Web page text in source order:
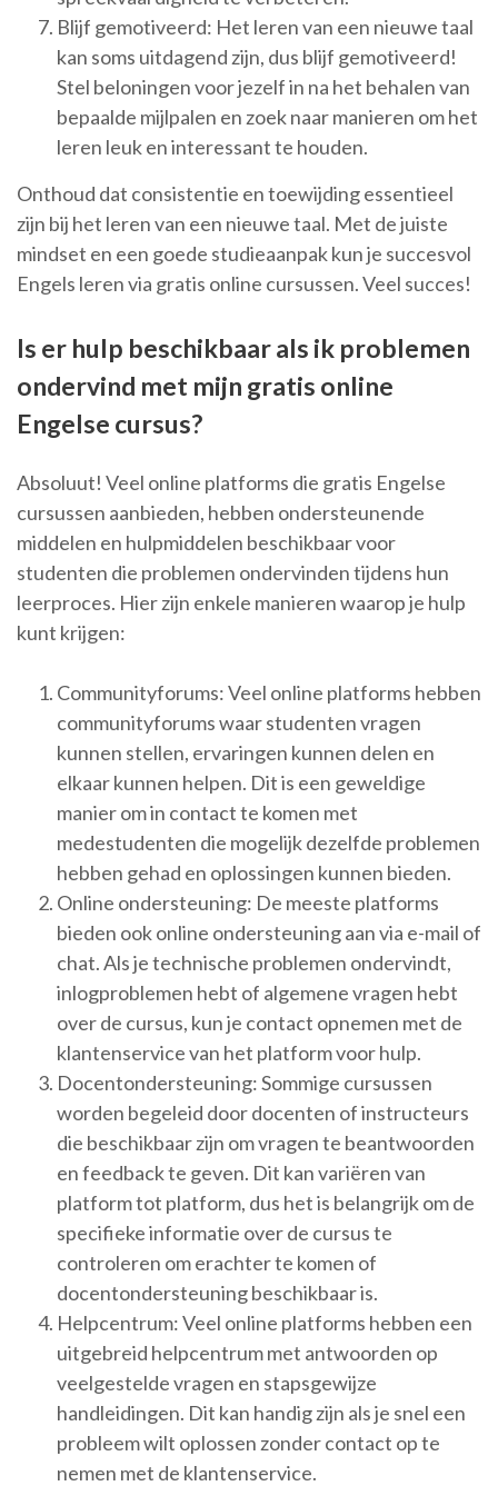
Blijf gemotiveerd: Het leren van een nieuwe taal
kan soms uitdagend zijn, dus blijf gemotiveerd!
Stel beloningen voor jezelf in na het behalen van
bepaalde mijlpalen en zoek naar manieren om het
leren leuk en interessant te houden.
Onthoud dat consistentie en toewijding essentieel
zijn bij het leren van een nieuwe taal. Met de juiste
mindset en een goede studieaanpak kun je succesvol
Engels leren via gratis online cursussen. Veel succes!
Is er hulp beschikbaar als ik problemen
ondervind met mijn gratis online
Engelse cursus?
Absoluut! Veel online platforms die gratis Engelse
cursussen aanbieden, hebben ondersteunende
middelen en hulpmiddelen beschikbaar voor
studenten die problemen ondervinden tijdens hun
leerproces. Hier zijn enkele manieren waarop je hulp
kunt krijgen:
Communityforums: Veel online platforms hebben
communityforums waar studenten vragen
kunnen stellen, ervaringen kunnen delen en
elkaar kunnen helpen. Dit is een geweldige
manier om in contact te komen met
medestudenten die mogelijk dezelfde problemen
hebben gehad en oplossingen kunnen bieden.
Online ondersteuning: De meeste platforms
bieden ook online ondersteuning aan via e-mail of
chat. Als je technische problemen ondervindt,
inlogproblemen hebt of algemene vragen hebt
over de cursus, kun je contact opnemen met de
klantenservice van het platform voor hulp.
Docentondersteuning: Sommige cursussen
worden begeleid door docenten of instructeurs
die beschikbaar zijn om vragen te beantwoorden
en feedback te geven. Dit kan variëren van
platform tot platform, dus het is belangrijk om de
specifieke informatie over de cursus te
controleren om erachter te komen of
docentondersteuning beschikbaar is.
Helpcentrum: Veel online platforms hebben een
uitgebreid helpcentrum met antwoorden op
veelgestelde vragen en stapsgewijze
handleidingen. Dit kan handig zijn als je snel een
probleem wilt oplossen zonder contact op te
nemen met de klantenservice.